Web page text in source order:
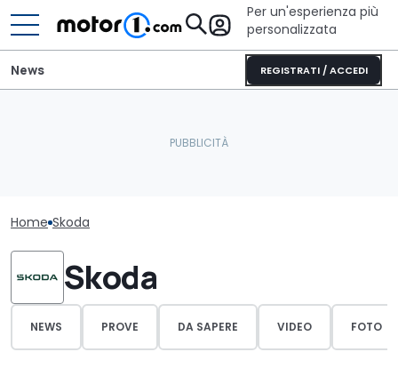
Per un'esperienza più
personalizzata
REGISTRATI / ACCEDI
News
Home Skoda
Skoda
NEWS PROVE DA SAPERE VIDEO FOTO